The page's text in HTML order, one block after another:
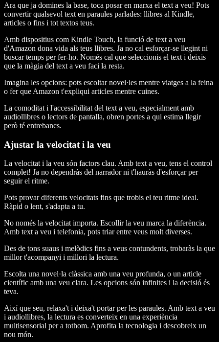
Ara que ja domines la base, toca posar en marxa el text a veu! Pots
convertir qualsevol text en paraules parlades: llibres al Kindle,
articles o fins i tot textos teus.
Amb dispositius com Kindle Touch, la funció de text a veu
d'Amazon dona vida als teus llibres. Ja no cal esforçar-se llegint ni
buscar temps per fer-ho. Només cal que seleccionis el text i deixis
que la màgia del text a veu faci la resta.
Imagina les opcions: pots escoltar novel·les mentre viatges a la feina
o fer que Amazon t'expliqui articles mentre cuines.
La comoditat i l'accessibilitat del text a veu, especialment amb
audiollibres o lectors de pantalla, obren portes a qui estima llegir
però té entrebancs.
Ajustar la velocitat i la veu
La velocitat i la veu són factors clau. Amb text a veu, tens el control
complet! Ja no dependràs del narrador ni t'hauràs d'esforçar per
seguir el ritme.
Pots provar diferents velocitats fins que trobis el teu ritme ideal.
Ràpid o lent, s'adapta a tu.
No només la velocitat importa. Escollir la veu marca la diferència.
Amb text a veu i telefonia, pots triar entre veus molt diverses.
Des de tons suaus i melòdics fins a veus contundents, trobaràs la que
millor t'acompanyi i millori la lectura.
Escolta una novel·la clàssica amb una veu profunda, o un article
científic amb una veu clara. Les opcions són infinites i la decisió és
teva.
Així que seu, relaxa't i deixa't portar per les paraules. Amb text a veu
i audiollibres, la lectura es converteix en una experiència
multisensorial per a tothom. Aprofita la tecnologia i descobreix un
nou món.